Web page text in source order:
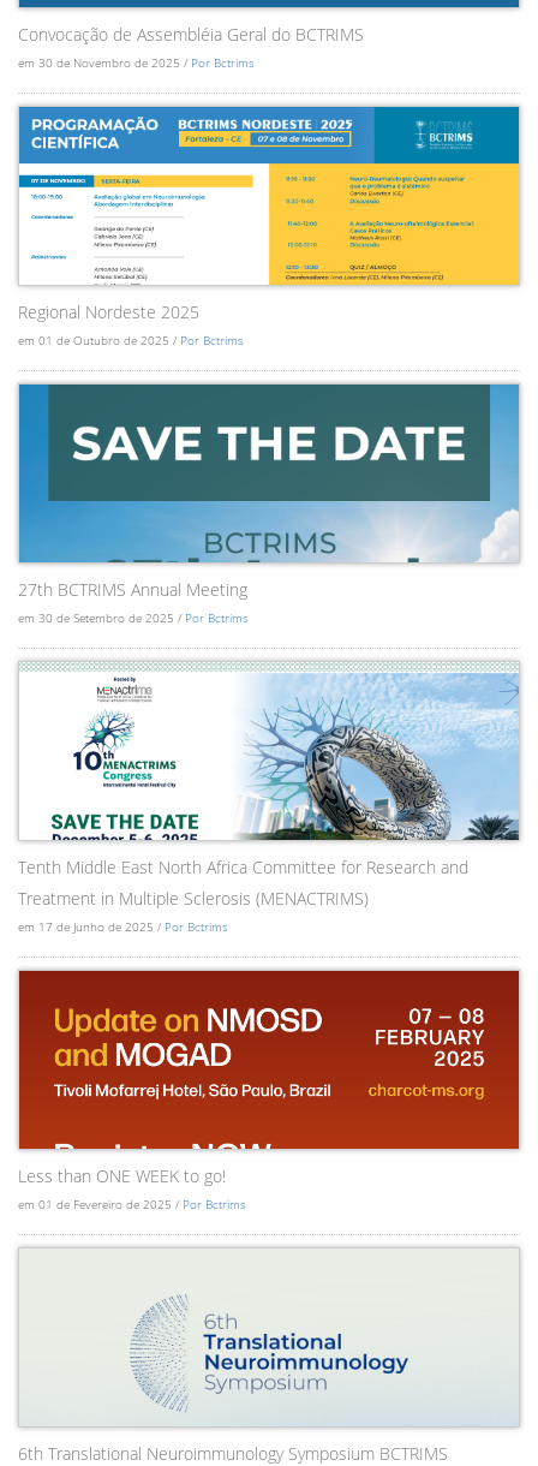
Convocação de Assembléia Geral do BCTRIMS
em 30 de Novembro de 2025 / Por Bctrims
Regional Nordeste 2025
em 01 de Outubro de 2025 / Por Bctrims
27th BCTRIMS Annual Meeting
em 30 de Setembro de 2025 / Por Bctrims
Tenth Middle East North Africa Committee for Research and
Treatment in Multiple Sclerosis (MENACTRIMS)
em 17 de Junho de 2025 / Por Bctrims
Less than ONE WEEK to go!
em 01 de Fevereiro de 2025 / Por Bctrims
6th Translational Neuroimmunology Symposium BCTRIMS